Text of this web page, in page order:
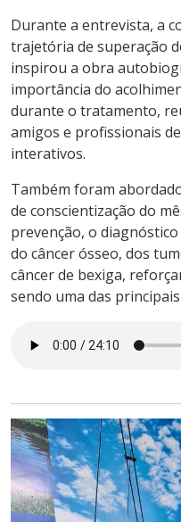
Durante a entrevista, a
trajetória de superação
inspirou a obra
importância do
durante o tratamento,
amigos e profissionais
interativos.
Também foram
de conscientização do
prevenção, o
do câncer ósseo, dos
câncer de bexiga,
sendo uma das